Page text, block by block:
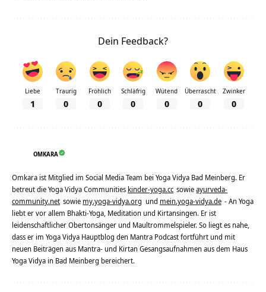
Dein Feedback?
Liebe
1
Traurig
0
Fröhlich
0
Schläfrig
0
Wütend
0
Überrascht
0
Zwinker
0
OMKARA
Omkara ist Mitglied im Social Media Team bei Yoga Vidya Bad Meinberg. Er
betreut die Yoga Vidya Communities kinder-yoga.cc sowieayurveda-
community.net sowie my.yoga-vidya.org und mein.yoga-vidya.de - An Yoga
liebt er vor allem Bhakti-Yoga, Meditation und Kirtansingen. Er ist
leidenschaftlicher Obertonsänger und Maultrommelspieler. So liegt es nahe,
dass er im Yoga Vidya Hauptblog den Mantra Podcast fortführt und mit
neuen Beiträgen aus Mantra- und Kirtan Gesangsaufnahmen aus dem Haus
Yoga Vidya in Bad Meinberg bereichert.